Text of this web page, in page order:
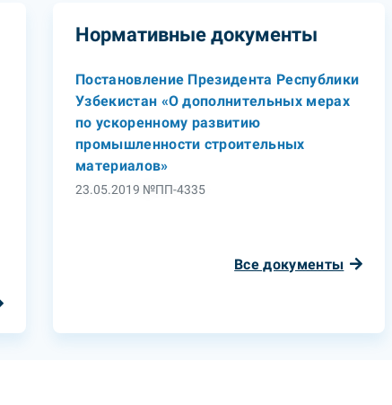
Нормативные документы
Постановление Президента Республики
Узбекистан «О дополнительных мерах
по ускоренному развитию
промышленности строительных
материалов»
23.05.2019 №ПП-4335
Все документы